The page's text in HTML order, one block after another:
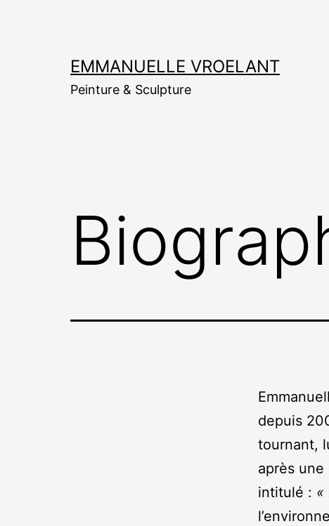
EMMANUELLE VROELANT
Peinture & Sculpture
depuis
tournant,
après
intitulé : «